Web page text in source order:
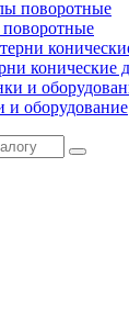
конические
и оборудование